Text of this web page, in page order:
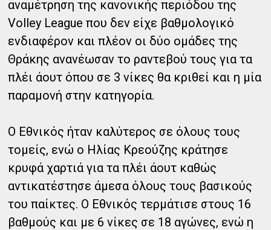
αναμέτρηση της κανονικής περιόδου της
Volley League που δεν είχε βαθμολογικό
ενδιαφέρον και πλέον οι δύο ομάδες της
Θράκης ανανέωσαν το ραντεβού τους για τα
πλέι άουτ όπου σε 3 νίκες θα κριθεί και η μία
παραμονή στην κατηγορία.
O Εθνικός ήταν καλύτερος σε όλους τους
τομείς, ενώ ο Ηλίας Κρεούζης κράτησε
κρυφά χαρτιά για τα πλέι άουτ καθώς
αντικατέστησε άμεσα όλους τους βασικούς
του παίκτες. Ο Εθνικός τερμάτισε στους 16
βαθμούς και με 6 νίκες σε 18 αγώνες, ενώ η